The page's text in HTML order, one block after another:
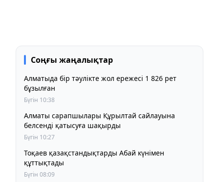
Соңғы жаңалықтар
Алматыда бір тәулікте жол ережесі 1 826 рет
бұзылған
Бүгін 10:38
Алматы сарапшылары Құрылтай сайлауына
белсенді қатысуға шақырды
Бүгін 10:27
Тоқаев қазақстандықтарды Абай күнімен
құттықтады
Бүгін 08:09